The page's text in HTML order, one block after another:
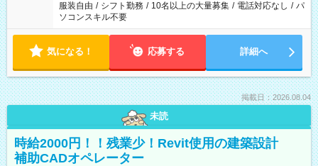
服装自由 / シフト勤務 / 10名以上の大量募集 / 電話対応なし / パ
ソコンスキル不要
気になる！ 応募する 詳細へ
掲載日：2026.08.04
未読
時給2000円！！残業少！Revit使用の建築設計
補助CADオペレーター